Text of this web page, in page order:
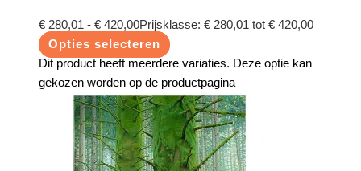
€ 280,01 - € 420,00Prijsklasse: € 280,01 tot € 420,00
Opties selecteren
Dit product heeft meerdere variaties. Deze optie kan
gekozen worden op de productpagina